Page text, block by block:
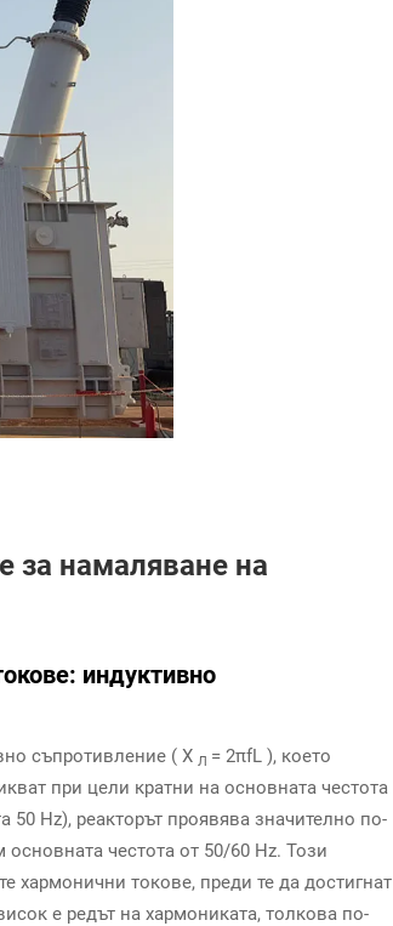
за намаляване на
индуктивно
съпротивление ( Х Л = 2πfL ), което
при цели кратни на основната честота
50 Hz), реакторът проявява значително по-
честота от 50/60 Hz. Този
хармонични токове, преди те да достигнат
е редът на хармониката, толкова по-